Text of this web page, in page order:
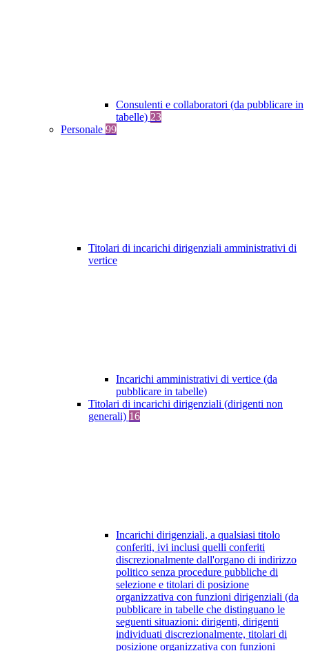
Consulenti e collaboratori (da pubblicare in
tabelle) 23
Personale 99
Titolari di incarichi dirigenziali amministrativi di
vertice
Incarichi amministrativi di vertice (da
pubblicare in tabelle)
Titolari di incarichi dirigenziali (dirigenti non
generali) 16
Incarichi dirigenziali, a qualsiasi titolo
conferiti, ivi inclusi quelli conferiti
discrezionalmente dall'organo di indirizzo
politico senza procedure pubbliche di
selezione e titolari di posizione
organizzativa con funzioni dirigenziali (da
pubblicare in tabelle che distinguano le
seguenti situazioni: dirigenti, dirigenti
individuati discrezionalmente, titolari di
posizione organizzativa con funzioni